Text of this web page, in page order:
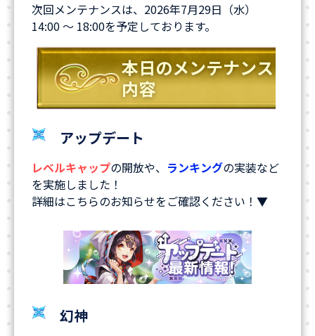
次回メンテナンスは、2026年7月29日（水）
14:00 ～ 18:00を予定しております。
本日のメンテナンス
内容
アップデート
レベルキャップの開放や、 ランキングの実装など
を実施しました！
詳細はこちらのお知らせをご確認ください！▼
幻神